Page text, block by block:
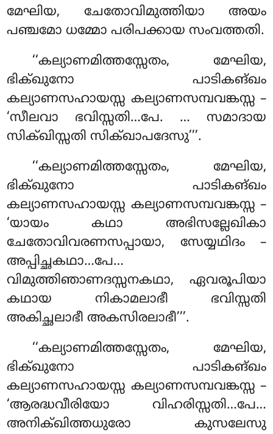
മേഘിയ, ചേതോവിമുത്തിയാ അയം
പഞ്ചമോ ധമ്മോ പരിപക്കായ സംവത്തതി.
‘‘കല്യാണമിത്തസ്സേതം, മേഘിയ,
ഭിക്ഖുനോ പാടികങ്ഖം
കല്യാണസഹായസ്സ കല്യാണസമ്പവങ്കസ്സ –
‘സീലവാ ഭവിസ്സതി…പേ. … സമാദായ
സിക്ഖിസ്സതി സിക്ഖാപദേസു’’’.
‘‘കല്യാണമിത്തസ്സേതം, മേഘിയ,
ഭിക്ഖുനോ പാടികങ്ഖം
കല്യാണസഹായസ്സ കല്യാണസമ്പവങ്കസ്സ –
‘യായം കഥാ അഭിസല്ലേഖികാ
ചേതോവിവരണസപ്പായാ, സേയ്യഥിദം –
അപ്പിച്ഛകഥാ…പേ…
വിമുത്തിഞാണദസ്സനകഥാ, ഏവരൂപിയാ
കഥായ നികാമലാഭീ ഭവിസ്സതി
അകിച്ഛലാഭീ അകസിരലാഭീ’’’.
‘‘കല്യാണമിത്തസ്സേതം, മേഘിയ,
ഭിക്ഖുനോ പാടികങ്ഖം
കല്യാണസഹായസ്സ കല്യാണസമ്പവങ്കസ്സ –
‘ആരദ്ധവീരിയോ വിഹരിസ്സതി…പേ…
അനിക്ഖിത്തധുരോ കുസലേസു